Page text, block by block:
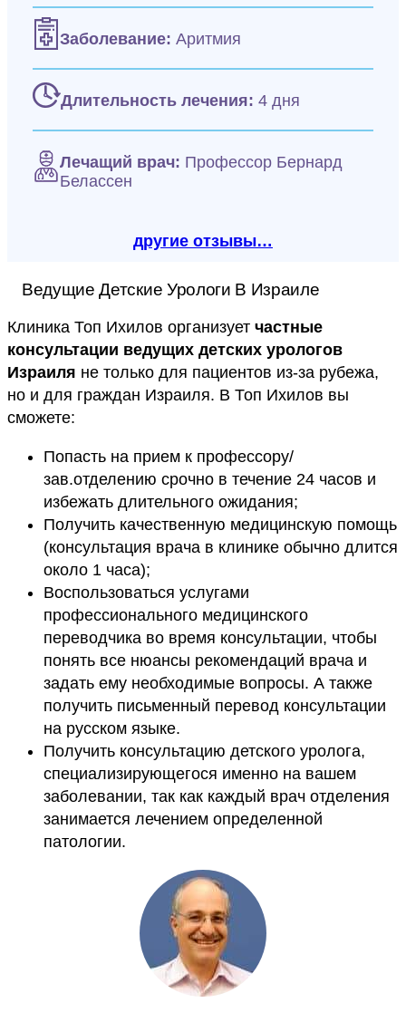
Заболевание: Аритмия
Длительность лечения: 4 дня
Лечащий врач: Профессор Бернард
Белассен
другие отзывы…
Ведущие Детские Урологи В Израиле
Клиника Топ Ихилов организует частные
консультации ведущих детских урологов
Израиля не только для пациентов из-за рубежа,
но и для граждан Израиля. В Топ Ихилов вы
сможете:
Попасть на прием к профессору/
зав.отделению срочно в течение 24 часов и
избежать длительного ожидания;
Получить качественную медицинскую помощь
(консультация врача в клинике обычно длится
около 1 часа);
Воспользоваться услугами
профессионального медицинского
переводчика во время консультации, чтобы
понять все нюансы рекомендаций врача и
задать ему необходимые вопросы. А также
получить письменный перевод консультации
на русском языке.
Получить консультацию детского уролога,
специализирующегося именно на вашем
заболевании, так как каждый врач отделения
занимается лечением определенной
патологии.